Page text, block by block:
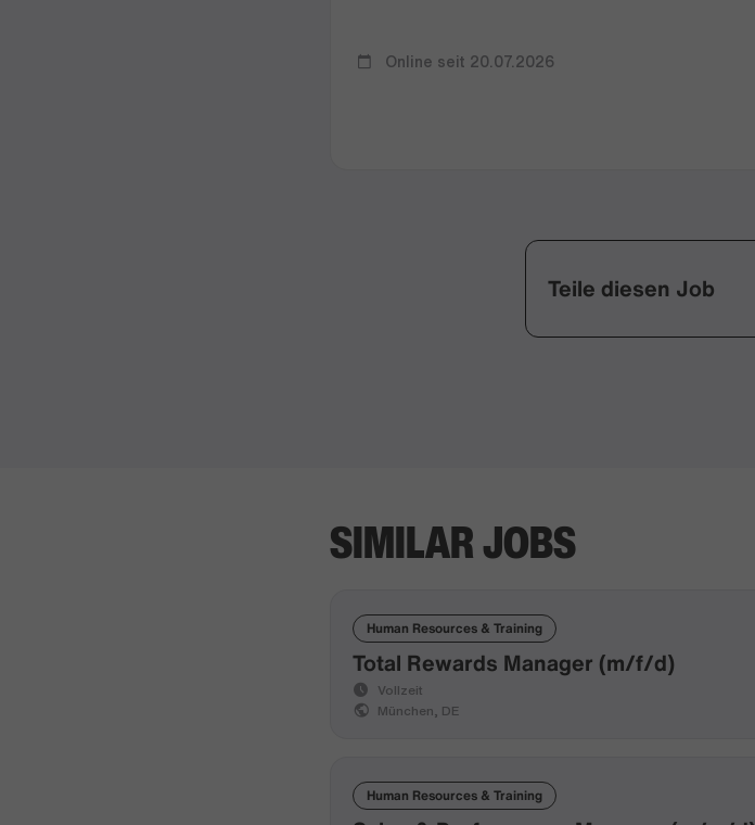
Online seit 20.07.2026
Teile diesen Job
SIMILAR JOBS
Human Resources & Training
Total Rewards Manager (m/f/d)
Vollzeit
München, DE
Human Resources & Training